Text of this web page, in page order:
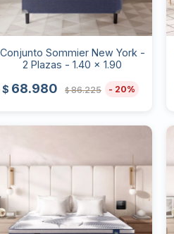
Conjunto Sommier New York -
2 Plazas - 1.40 x 1.90
$ 68.980 $ 86.225 20